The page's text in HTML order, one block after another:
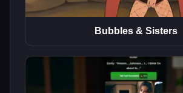
Bubbles & Sisters